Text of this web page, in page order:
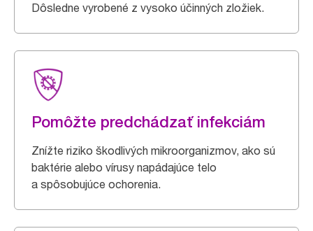
Dôsledne vyrobené z vysoko účinných zložiek.
Pomôžte predchádzať infekciám
Znížte riziko škodlivých mikroorganizmov, ako sú
baktérie alebo vírusy napádajúce telo
a spôsobujúce ochorenia.